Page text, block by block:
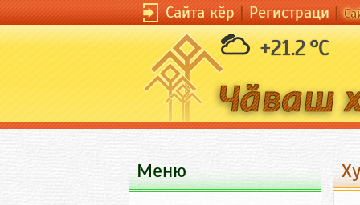
Сайта кӗр|Регистраци|
+21.2 °C
Меню